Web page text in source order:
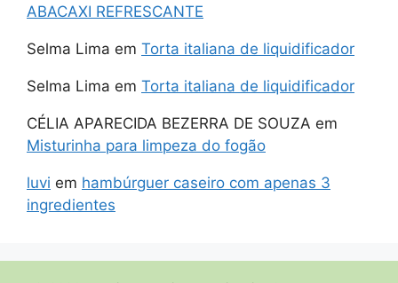
ABACAXI REFRESCANTE
Selma Lima em Torta italiana de liquidificador
Selma Lima em Torta italiana de liquidificador
CÉLIA APARECIDA BEZERRA DE SOUZA em
Misturinha para limpeza do fogão
luvi em hambúrguer caseiro com apenas 3
ingredientes